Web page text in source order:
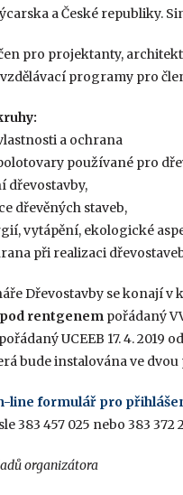
a České republiky.
pro projektanty,
programy pro
a ochrana
používané pro
dřevostavby,
dřevěných staveb,
vytápění, ekologické
při realizaci
Dřevostavby se konají v
rentgenempořádaný
UCEEB 17. 4. 2019
bude instalována ve
line formulář pro
383 457 025 nebo 383 372
organizátora